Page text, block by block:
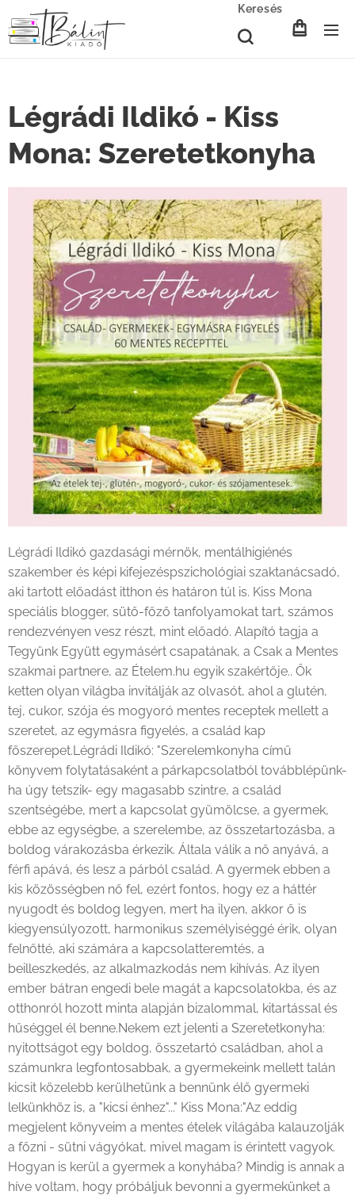
Keresés
Légrádi Ildikó - Kiss
Mona: Szeretetkonyha
Légrádi Ildikó gazdasági mérnök, mentálhigiénés
szakember és képi kifejezéspszichológiai szaktanácsadó,
aki tartott előadást itthon és határon túl is. Kiss Mona
speciális blogger, sütő-főző tanfolyamokat tart, számos
rendezvényen vesz részt, mint előadó. Alapító tagja a
Tegyünk Együtt egymásért csapatának, a Csak a Mentes
szakmai partnere, az Ételem.hu egyik szakértője.. Ők
ketten olyan világba invitálják az olvasót, ahol a glutén,
tej, cukor, szója és mogyoró mentes receptek mellett a
szeretet, az egymásra figyelés, a család kap
főszerepet.Légrádi Ildikó: "Szerelemkonyha című
könyvem folytatásaként a párkapcsolatból továbblépünk-
ha úgy tetszik- egy magasabb szintre, a család
szentségébe, mert a kapcsolat gyümölcse, a gyermek,
ebbe az egységbe, a szerelembe, az összetartozásba, a
boldog várakozásba érkezik. Általa válik a nő anyává, a
férfi apává, és lesz a párból család. A gyermek ebben a
kis közösségben nő fel, ezért fontos, hogy ez a háttér
nyugodt és boldog legyen, mert ha ilyen, akkor ő is
kiegyensúlyozott, harmonikus személyiséggé érik, olyan
felnőtté, aki számára a kapcsolatteremtés, a
beilleszkedés, az alkalmazkodás nem kihívás. Az ilyen
ember bátran engedi bele magát a kapcsolatokba, és az
otthonról hozott minta alapján bizalommal, kitartással és
hűséggel él benne.Nekem ezt jelenti a Szeretetkonyha:
nyitottságot egy boldog, összetartó családban, ahol a
számunkra legfontosabbak, a gyermekeink mellett talán
kicsit közelebb kerülhetünk a bennünk élő gyermeki
lelkünkhöz is, a "kicsi énhez"..." Kiss Mona:"Az eddig
megjelent könyveim a mentes ételek világába kalauzolják
a főzni - sütni vágyókat, mivel magam is érintett vagyok.
Hogyan is kerül a gyermek a konyhába? Mindig is annak a
híve voltam, hogy próbáljuk bevonni a gyermekünket a